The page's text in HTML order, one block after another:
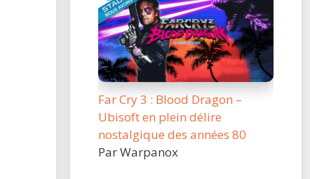
Far Cry 3 : Blood Dragon –
Ubisoft en plein délire
nostalgique des années 80
Par Warpanox